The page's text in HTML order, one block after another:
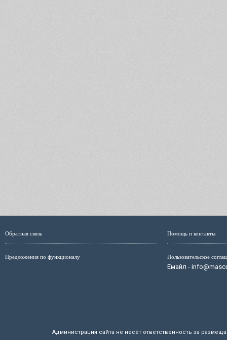
Обратная связь
Предложения по функционалу
Помощь и контакты
Пользовательское
Емайл -
Администрация сайта не несёт ответственность за